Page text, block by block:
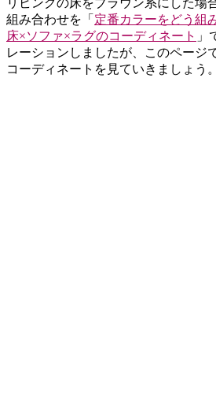
組み合わせを「 定番カラーをどう組
床×ソファ×ラグのコーディネート 」
レーションしましたが、このページ
コーディネートを見ていきましょう。